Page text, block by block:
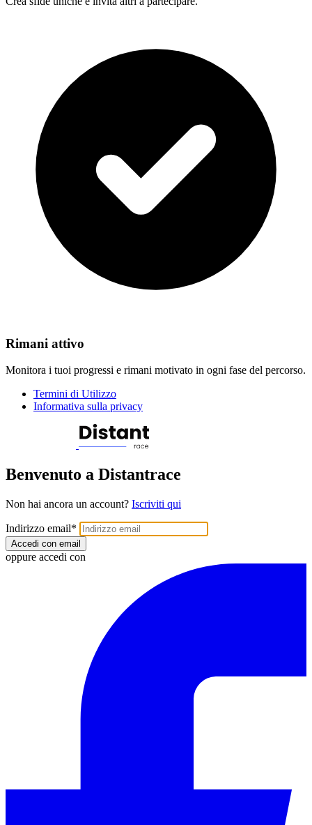
Rimani attivo
Monitora i tuoi progressi e rimani motivato in ogni fase del percorso.
Termini di Utilizzo
Informativa sulla privacy
Benvenuto a Distantrace
Non hai ancora un account? Iscriviti qui
Indirizzo email*
Accedi con email
oppure accedi con